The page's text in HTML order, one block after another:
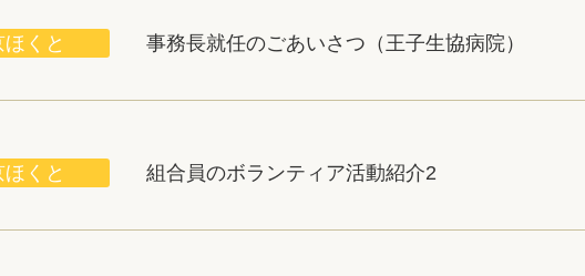
くと 事務長就任のごあいさつ（王子生協病院）
くと 組合員のボランティア活動紹介2